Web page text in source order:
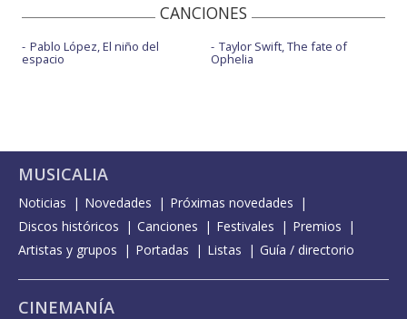
CANCIONES
Pablo López, El niño del
espacio
Taylor Swift, The fate of
Ophelia
MUSICALIA
Noticias Novedades
Próximas novedades
Discos históricos
Canciones Festivales
Premios
Artistas y grupos
Portadas Listas Guía / directorio
CINEMANÍA